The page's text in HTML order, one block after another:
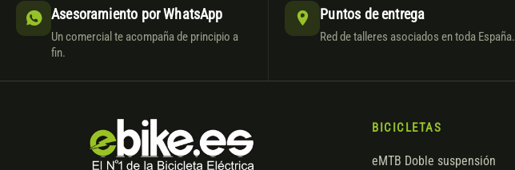
Asesoramiento por WhatsApp
Un comercial te acompaña de principio a
fin.
Puntos de entrega
Red de talleres asociados en toda España.
BICICLETAS
eMTB Doble suspensión